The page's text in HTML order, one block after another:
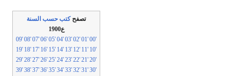
تصفحكتب حسب السنة
ع1900
'00
'01
'02
'03
'04
'05
'06
'07
'08
'09
'10
'11
'12
'13
'14
'15
'16
'17
'18
'19
'20
'21
'22
'23
'24
'25
'26
'27
'28
'29
'30
'31
'32
'33
'34
'35
'36
'37
'38
'39